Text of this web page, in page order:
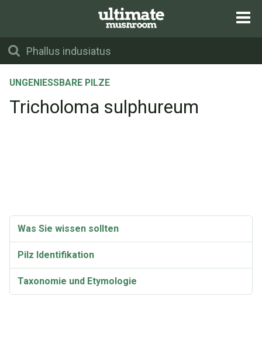
UNGENIESSBARE PILZE
Tricholoma sulphureum
Was Sie wissen sollten
Pilz Identifikation
Taxonomie und Etymologie